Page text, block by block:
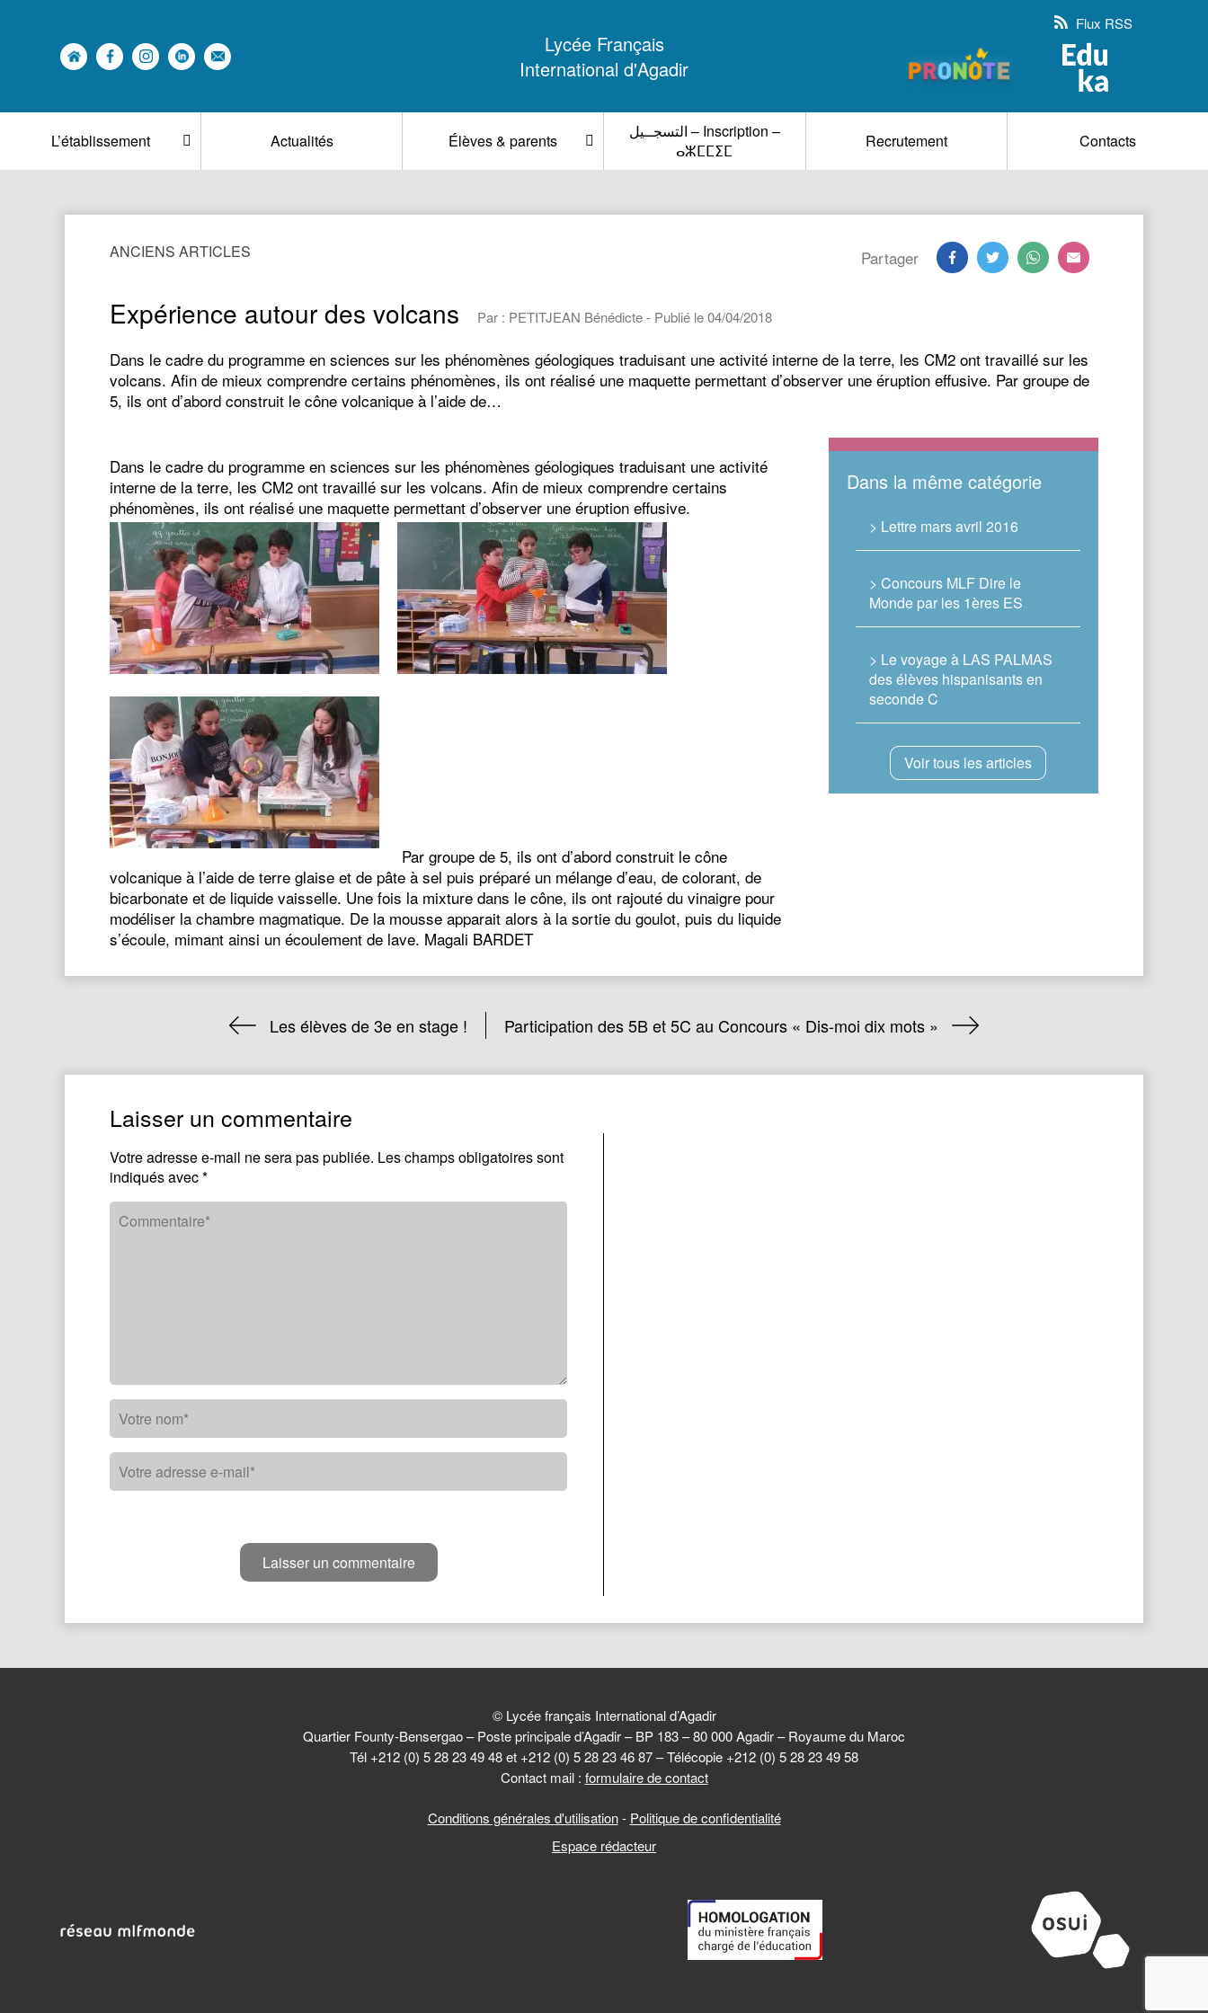
Lycée Français
International d'Agadir
Flux RSS
L’établissement Actualités Élèves & parents
التسجــيل – Inscription –
ⴰⵣⵎⵎⵉⵎ
Recrutement Contacts
ANCIENS ARTICLES Partager
Expérience autour des volcans Par : PETITJEAN Bénédicte - Publié le 04/04/2018
Dans le cadre du programme en sciences sur les phénomènes géologiques traduisant une activité interne de la terre, les CM2 ont travaillé sur les
volcans. Afin de mieux comprendre certains phénomènes, ils ont réalisé une maquette permettant d’observer une éruption effusive. Par groupe de
5, ils ont d’abord construit le cône volcanique à l’aide de…
Dans le cadre du programme en sciences sur les phénomènes géologiques traduisant une activité
interne de la terre, les CM2 ont travaillé sur les volcans. Afin de mieux comprendre certains
phénomènes, ils ont réalisé une maquette permettant d’observer une éruption effusive.
Par groupe de 5, ils ont d’abord construit le cône
volcanique à l’aide de terre glaise et de pâte à sel puis préparé un mélange d’eau, de colorant, de
bicarbonate et de liquide vaisselle. Une fois la mixture dans le cône, ils ont rajouté du vinaigre pour
modéliser la chambre magmatique. De la mousse apparait alors à la sortie du goulot, puis du liquide
s’écoule, mimant ainsi un écoulement de lave. Magali BARDET
Dans la même catégorie
> Lettre mars avril 2016
> Concours MLF Dire le
Monde par les 1ères ES
> Le voyage à LAS PALMAS
des élèves hispanisants en
seconde C
Voir tous les articles
Les élèves de 3e en stage ! Participation des 5B et 5C au Concours « Dis-moi dix mots »
Laisser un commentaire
Votre adresse e-mail ne sera pas publiée. Les champs obligatoires sont
indiqués avec*
© Lycée français International d’Agadir
Quartier Founty-Bensergao – Poste principale d’Agadir – BP 183 – 80 000 Agadir – Royaume du Maroc
Tél +212 (0) 5 28 23 49 48 et +212 (0) 5 28 23 46 87 – Télécopie +212 (0) 5 28 23 49 58
Contact mail : formulaire de contact
Conditions générales d'utilisation- Politique de confidentialité
Espace rédacteur